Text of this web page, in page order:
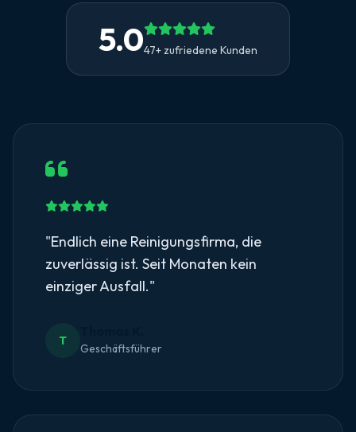
5.047+ zufriedene Kunden
"Endlich eine Reinigungsfirma, die
zuverlässig ist. Seit Monaten kein
einziger Ausfall."
T
Geschäftsführer